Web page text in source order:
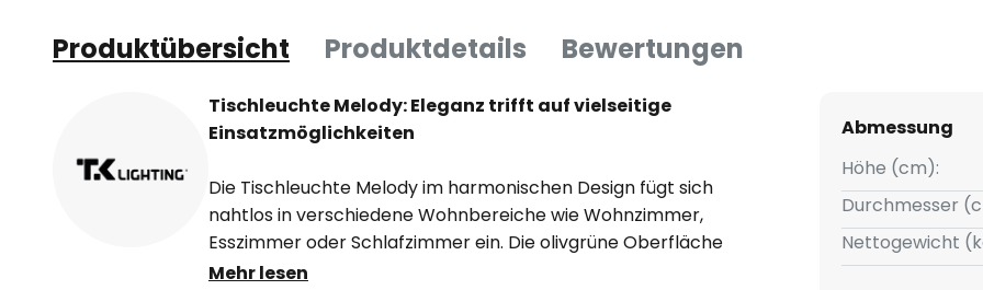
Produktübersicht Produktdetails Bewertungen
Tischleuchte Melody: Eleganz trifft auf vielseitige
Einsatzmöglichkeiten
Die Tischleuchte Melody im harmonischen Design fügt sich
nahtlos in verschiedene Wohnbereiche wie Wohnzimmer,
Esszimmer oder Schlafzimmer ein. Die olivgrüne Oberfläche
verleiht der Leuchte eine zeitlose Ästhetik, die sowohl mit
Mehr lesen
Abmessung
Höhe (cm):
Durchmesser
Nettogewicht